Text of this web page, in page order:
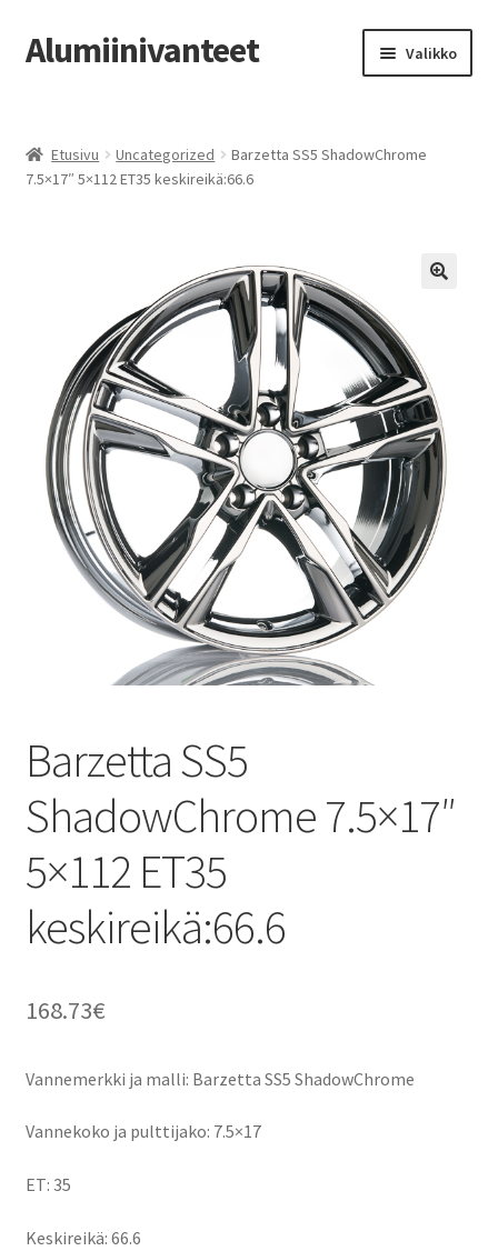
Siirry
navigointiin
Siirry
sisältöön
Alumiinivanteet Valikko
Kauppa
Vanteiden osto-opas
Auton renkaat
Yhteystiedot
Etusivu Uncategorized
Barzetta SS5 ShadowChrome
7.5×17″ 5×112 ET35 keskireikä:66.6
Barzetta SS5
ShadowChrome 7.5×17″
5×112 ET35
keskireikä:66.6
168.73€
Vannemerkki ja malli: Barzetta SS5 ShadowChrome
Vannekoko ja pulttijako: 7.5×17
ET: 35
Keskireikä: 66.6